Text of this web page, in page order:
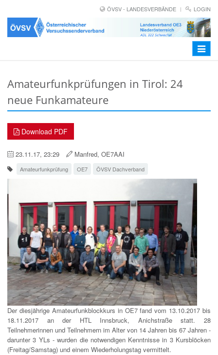
ÖVSV - LANDESVERBÄNDE LOGIN
Toggle
Amateurfunkprüfungen in Tirol: 24
neue Funkamateure
Download PDF
23.11.17, 23:29 Manfred, OE7AAI
Amateurfunkprüfung OE7 ÖVSV Dachverband
Der diesjährige Amateurfunkblockkurs in OE7 fand vom 13.10.2017 bis
18.11.2017 an der HTL Innsbruck, Anichstraße statt. 28
Teilnehmerinnen und Teilnehmern im Alter von 14 Jahren bis 67 Jahren -
darunter 3 YLs - wurden die notwendigen Kenntnisse in 3 Kursblöcken
(Freitag/Samstag) und einem Wiederholungstag vermittelt.